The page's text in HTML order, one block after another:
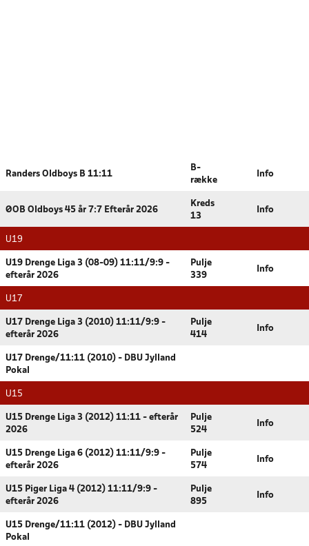
Randers Oldboys B 11:11
B-
række
Info
ØOB Oldboys 45 år 7:7 Efterår 2026
Kreds
13
Info
U19
U19 Drenge Liga 3 (08-09) 11:11/9:9 -
efterår 2026
Pulje
339
Info
U17
U17 Drenge Liga 3 (2010) 11:11/9:9 -
efterår 2026
Pulje
414
Info
U17 Drenge/11:11 (2010) - DBU Jylland
Pokal
U15
U15 Drenge Liga 3 (2012) 11:11 - efterår
2026
Pulje
524
Info
U15 Drenge Liga 6 (2012) 11:11/9:9 -
efterår 2026
Pulje
574
Info
U15 Piger Liga 4 (2012) 11:11/9:9 -
efterår 2026
Pulje
895
Info
U15 Drenge/11:11 (2012) - DBU Jylland
Pokal